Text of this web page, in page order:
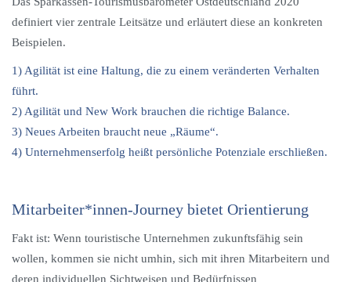
definiert vier zentrale Leitsätze und erläutert diese an konkreten
Beispielen.
1) Agilität ist eine Haltung, die zu einem veränderten Verhalten
führt.
2) Agilität und New Work brauchen die richtige Balance.
3) Neues Arbeiten braucht neue „Räume“.
4) Unternehmenserfolg heißt persönliche Potenziale erschließen.
Mitarbeiter*innen-Journey bietet Orientierung
Fakt ist: Wenn touristische Unternehmen zukunftsfähig sein
wollen, kommen sie nicht umhin, sich mit ihren Mitarbeitern und
deren individuellen Sichtweisen und Bedürfnissen